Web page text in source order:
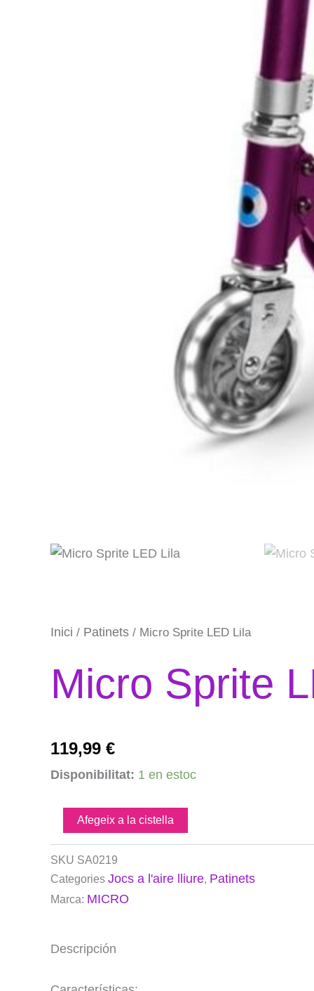
Inici / Patinets / Micro Sprite LED Lila
Micro Sprite
119,99 €
Disponibilitat: 1 en estoc
quantitat
Lila
Afegeix a la cistella
SKU SA0219
Categories Jocs a l'aire lliure, Patinets
Marca: MICRO
Descripción